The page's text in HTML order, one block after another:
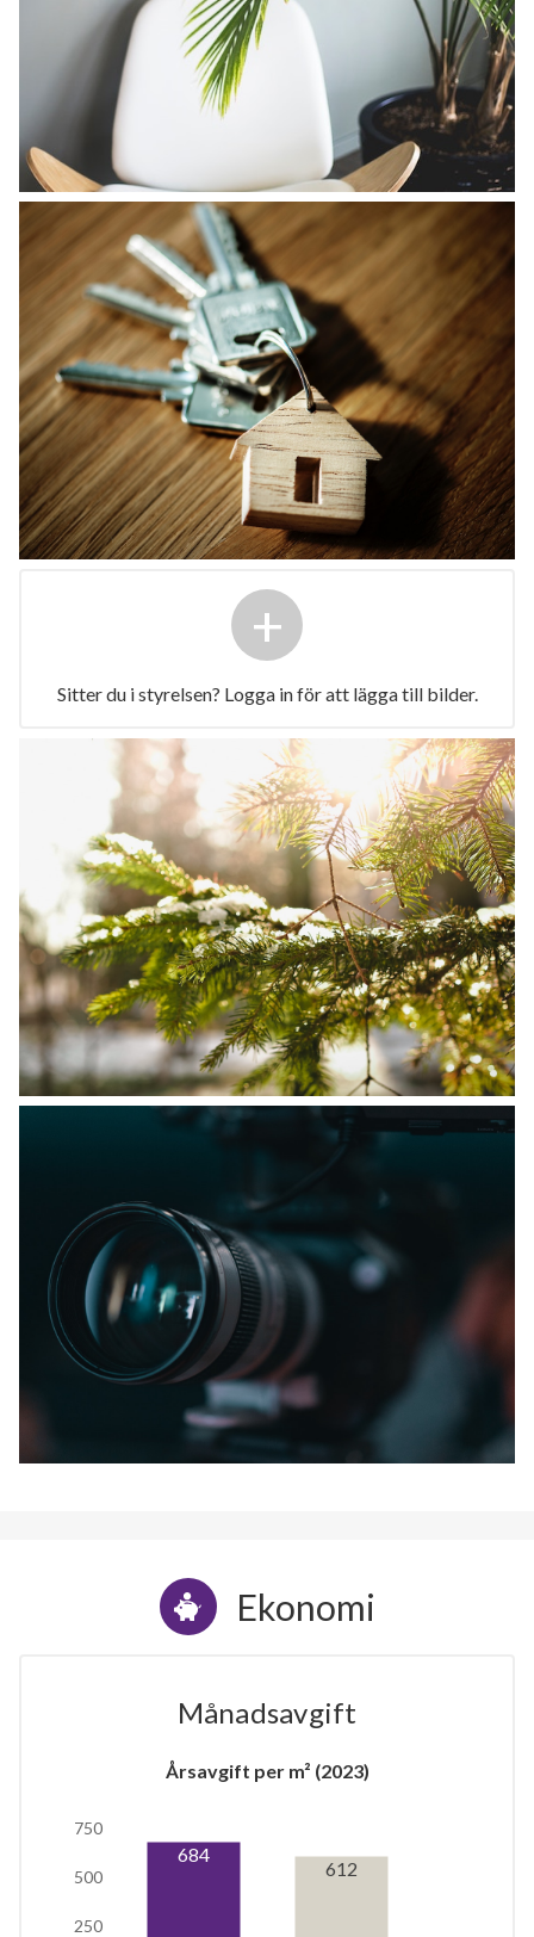
+
Sitter du i styrelsen? Logga in för att lägga till bilder.
Ekonomi
Månadsavgift
Årsavgift per m² (2023)
250
500
750
684
612